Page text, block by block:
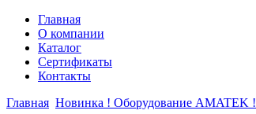
Главная
О компании
Каталог
Сертификаты
Контакты
Главная Новинка ! Оборудование AMATEK !